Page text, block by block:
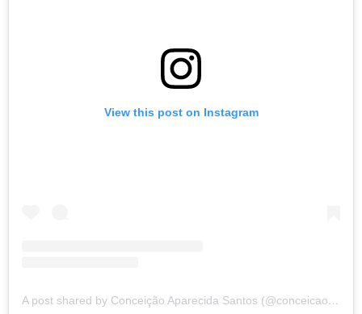
View this post on Instagram
A post shared by Conceição Aparecida Santos (@conceicao.a.santos)